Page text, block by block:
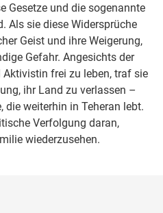
Gesetze und die sogenannte
Als sie diese Widersprüche
Geist und ihre Weigerung,
Gefahr. Angesichts der
frei zu leben, traf sie
ihr Land zu verlassen –
weiterhin in Teheran lebt.
Verfolgung daran,
wiederzusehen.